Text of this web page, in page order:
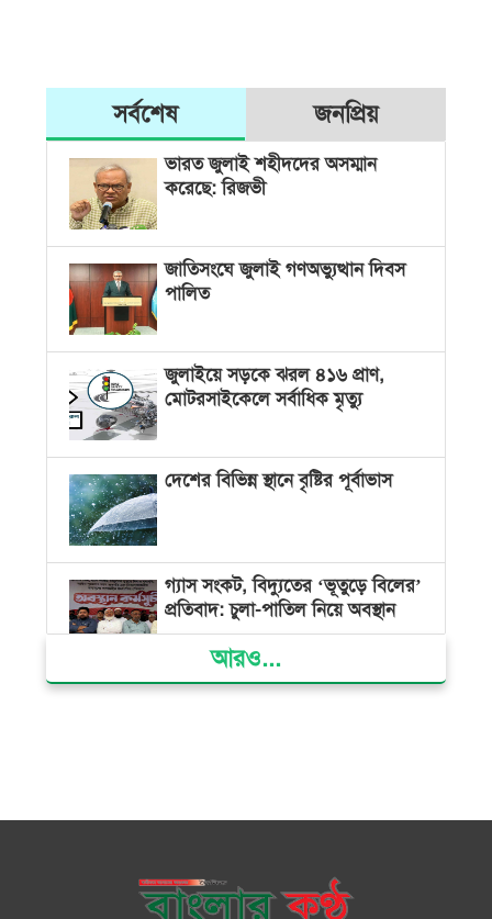
সর্বশেষ জনপ্রিয়
ভারত জুলাই শহীদদের অসম্মান
করেছে: রিজভী
জাতিসংঘে জুলাই গণঅভ্যুত্থান দিবস
পালিত
জুলাইয়ে সড়কে ঝরল ৪১৬ প্রাণ,
মোটরসাইকেলে সর্বাধিক মৃত্যু
দেশের বিভিন্ন স্থানে বৃষ্টির পূর্বাভাস
গ্যাস সংকট, বিদ্যুতের ‘ভূতুড়ে বিলের’
প্রতিবাদ: চুলা-পাতিল নিয়ে অবস্থান
ক্ষমতার কেন্দ্র গণভবন থেকে রক্তাক্ত
ভোলায় ১১ দলীয় জোটের বিক্ষোভ
সমাবেশ ও গণমিছিল
আরও...